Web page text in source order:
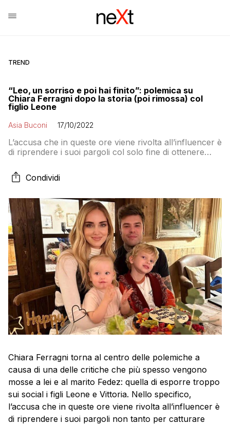
TREND
“Leo, un sorriso e poi hai finito”: polemica su
Chiara Ferragni dopo la storia (poi rimossa) col
figlio Leone
Asia Buconi 17/10/2022
L’accusa che in queste ore viene rivolta all’influencer è
di riprendere i suoi pargoli col solo fine di ottenere
Condividi
Chiara Ferragni torna al centro delle polemiche a
causa di una delle critiche che più spesso vengono
mosse a lei e al marito Fedez: quella di esporre troppo
sui social i figli Leone e Vittoria. Nello specifico,
l’accusa che in queste ore viene rivolta all’influencer è
di riprendere i suoi pargoli non tanto per catturare